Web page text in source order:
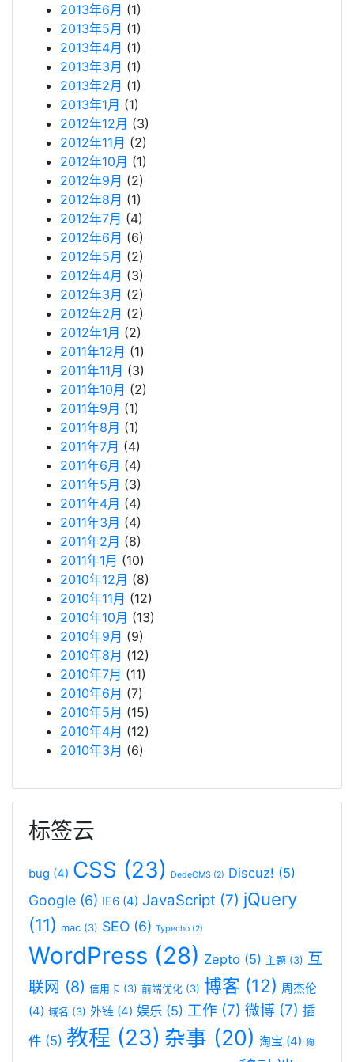
2013年6月 (1)
2013年5月 (1)
2013年4月 (1)
2013年3月 (1)
2013年2月 (1)
2013年1月 (1)
2012年12月 (3)
2012年11月 (2)
2012年10月 (1)
2012年9月 (2)
2012年8月 (1)
2012年7月 (4)
2012年6月 (6)
2012年5月 (2)
2012年4月 (3)
2012年3月 (2)
2012年2月 (2)
2012年1月 (2)
2011年12月 (1)
2011年11月 (3)
2011年10月 (2)
2011年9月 (1)
2011年8月 (1)
2011年7月 (4)
2011年6月 (4)
2011年5月 (3)
2011年4月 (4)
2011年3月 (4)
2011年2月 (8)
2011年1月 (10)
2010年12月 (8)
2010年11月 (12)
2010年10月 (13)
2010年9月 (9)
2010年8月 (12)
2010年7月 (11)
2010年6月 (7)
2010年5月 (15)
2010年4月 (12)
2010年3月 (6)
标签云
bug (4) CSS (23) DedeCMS (2) Discuz! (5)
Google (6) IE6 (4) JavaScript (7) jQuery
(11) mac (3) SEO (6) Typecho (2)
WordPress (28) Zepto (5) 主题 (3) 互
联网 (8) 信用卡 (3) 前端优化 (3) 博客 (12) 周杰伦
(4) 域名 (3) 外链 (4) 娱乐 (5) 工作 (7) 微博 (7) 插
件 (5) 教程 (23) 杂事 (20) 淘宝 (4) 狗